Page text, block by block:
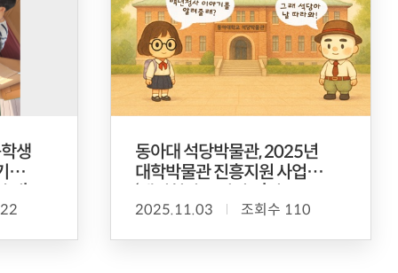
생
동아대 석당박물관, 2025년
대학박물관 진흥지원 사업
2025.11.03 조회수 110